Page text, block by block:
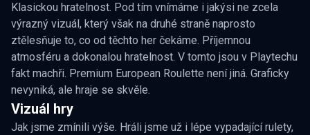
Klasickou hratelnost. Pod tím vnímáme i jakýsi ne zcela
výrazný vizuál, který však na druhé straně naprosto
ztělesňuje to, co od těchto her čekáme. Příjemnou
atmosféru a dokonalou hratelnost. V tomto jsou v Playtechu
fakt machři. Premium European Roulette není jiná. Graficky
nevyniká, ale hraje se skvěle.
Vizuál hry
Jak jsme zmínili výše. Hráli jsme už i lépe vypadající rulety,